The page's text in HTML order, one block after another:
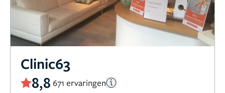
Clinic63
8,8 671 ervaringen